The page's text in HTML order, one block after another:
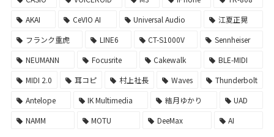
AKAI
CeVIO AI Universal Audio
江夏正晃
フランク重虎
LINE6 CT-S1000V
Sennheiser
NEUMANN
Focusrite Cakewalk
BLE-MIDI
MIDI 2.0
耳コピ 村上社長 Waves
Thunderbolt
Antelope
IK Multimedia 結月ゆかり
UAD
NAMM
MOTU DeeMax AI